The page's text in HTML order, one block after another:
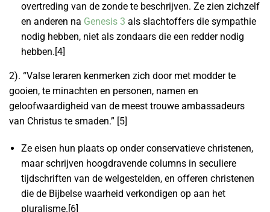
overtreding van de zonde te beschrijven. Ze zien zichzelf
en anderen na Genesis 3 als slachtoffers die sympathie
nodig hebben, niet als zondaars die een redder nodig
hebben.[4]
2). “Valse leraren kenmerken zich door met modder te
gooien, te minachten en personen, namen en
geloofwaardigheid van de meest trouwe ambassadeurs
van Christus te smaden.” [5]
Ze eisen hun plaats op onder conservatieve christenen,
maar schrijven hoogdravende columns in seculiere
tijdschriften van de welgestelden, en offeren christenen
die de Bijbelse waarheid verkondigen op aan het
pluralisme.[6]